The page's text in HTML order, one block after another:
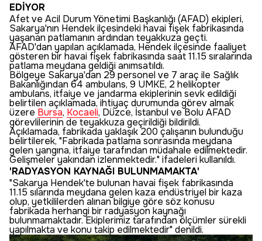
EDİYOR
Afet ve Acil Durum Yönetimi Başkanlığı (AFAD) ekipleri,
Sakarya'nın Hendek ilçesindeki havai fişek fabrikasında
yaşanan patlamanın ardından teyakkuza geçti.
AFAD'dan yapılan açıklamada, Hendek ilçesinde faaliyet
gösteren bir havai fişek fabrikasında saat 11.15 sıralarında
patlama meydana geldiği anımsatıldı.
Bölgeye Sakarya'dan 29 personel ve 7 araç ile Sağlık
Bakanlığından 64 ambulans, 9 UMKE, 2 helikopter
ambulans, itfaiye ve jandarma ekiplerinin sevk edildiği
belirtilen açıklamada, ihtiyaç durumunda görev almak
üzere Bursa, Kocaeli, Düzce, İstanbul ve Bolu AFAD
görevlilerinin de teyakkuza geçirildiği bildirildi.
Açıklamada, fabrikada yaklaşık 200 çalışanın bulunduğu
belirtilerek, "Fabrikada patlama sonrasında meydana
gelen yangına, itfaiye tarafından müdahale edilmektedir.
Gelişmeler yakından izlenmektedir." ifadeleri kullanıldı.
'RADYASYON KAYNAĞI BULUNMAMAKTA'
"Sakarya Hendek'te bulunan havai fişek fabrikasında
11.15 sılarında meydana gelen kaza endüstriyel bir kaza
olup, yetkililerden alınan bilgiye göre söz konusu
fabrikada herhangi bir radyasyon kaynağı
bulunmamaktadır. Ekiplerimiz tarafından ölçümler sürekli
yapılmakta ve konu takip edilmektedir" denildi.